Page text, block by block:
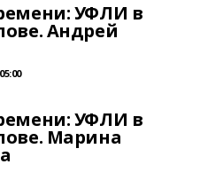
УФЛИ в
Андрей
УФЛИ в
Марина